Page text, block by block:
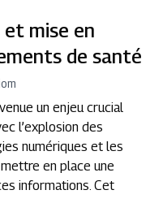
et mise en
de santé
un enjeu crucial
l’explosion des
numériques et les
en place une
informations. Cet